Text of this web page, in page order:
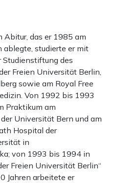
Abitur, das er 1985 am
ablegte, studierte er mit
Studienstiftung des
Freien Universität Berlin,
sowie am Royal Free
Von 1992 bis 1993
Praktikum am
Universität Bern und am
Hospital der
in
von 1993 bis 1994 in
Freien Universität Berlin“
Jahren arbeitete er